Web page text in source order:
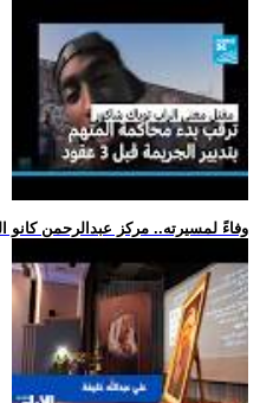
.. وفاءً لمسيرته.. مركز عبدالرحمن كانو